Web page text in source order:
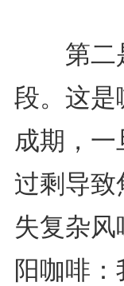
第二是
段。这是
成期，
过剩导致
失复杂
阳咖啡